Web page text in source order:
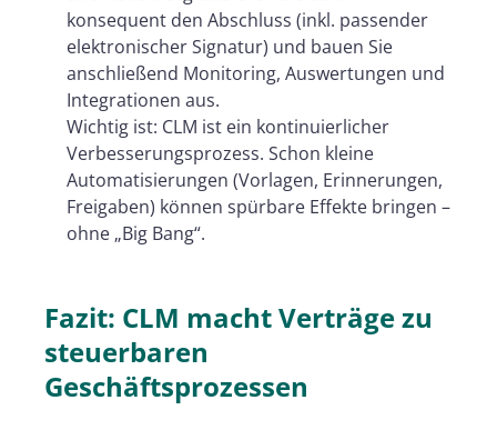
konsequent den Abschluss (inkl. passender
elektronischer Signatur) und bauen Sie
anschließend Monitoring, Auswertungen und
Integrationen aus.
Wichtig ist: CLM ist ein kontinuierlicher
Verbesserungsprozess. Schon kleine
Automatisierungen (Vorlagen, Erinnerungen,
Freigaben) können spürbare Effekte bringen –
ohne „Big Bang“.
Fazit: CLM macht Verträge zu
steuerbaren
Geschäftsprozessen